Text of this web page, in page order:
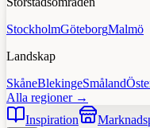
StockholmGöteborgMalmö
Landskap
SkåneBlekingeSmåland
Alla regioner →
Inspiration